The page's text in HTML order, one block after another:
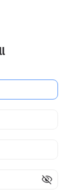
visibility_off